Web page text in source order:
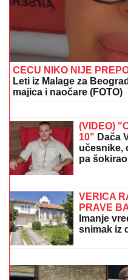
NAŠ GLUMAC (65)
KOLEGINICU
Upoznala
sada pokazala čime se
SELI SE U
Glumac
neobičnu
kako
SNIMA
deo